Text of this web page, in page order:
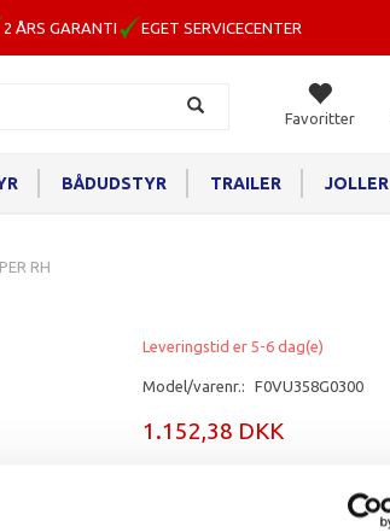
2 ÅRS GARANTI EGET SERVICECENTER
Favoritter
BÅDUDSTYR TRAILER JOLLER
RH
Leveringstid er 5-6 dag(e)
Model/varenr.: F0VU358G0300
1.152,38 DKK